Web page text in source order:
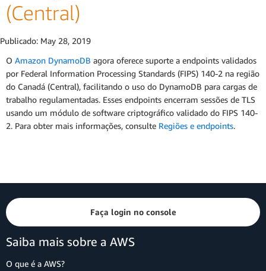
(Central)
Publicado: May 28, 2019
O Amazon DynamoDB agora oferece suporte a endpoints validados
por Federal Information Processing Standards (FIPS) 140-2 na região
do Canadá (Central), facilitando o uso do DynamoDB para cargas de
trabalho regulamentadas. Esses endpoints encerram sessões de TLS
usando um módulo de software criptográfico validado do FIPS 140-
2. Para obter mais informações, consulte Regiões e endpoints.
Faça login no console
Saiba mais sobre a AWS
O que é a AWS?